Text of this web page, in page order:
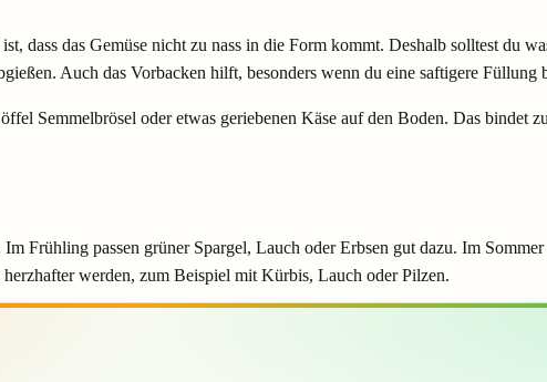
dass das Gemüse nicht zu nass in die Form kommt. Deshalb solltest du
Auch das Vorbacken hilft, besonders wenn du eine saftigere Füllung
Semmelbrösel oder etwas geriebenen Käse auf den Boden. Das bindet
Frühling passen grüner Spargel, Lauch oder Erbsen gut dazu. Im Sommer
werden, zum Beispiel mit Kürbis, Lauch oder Pilzen.